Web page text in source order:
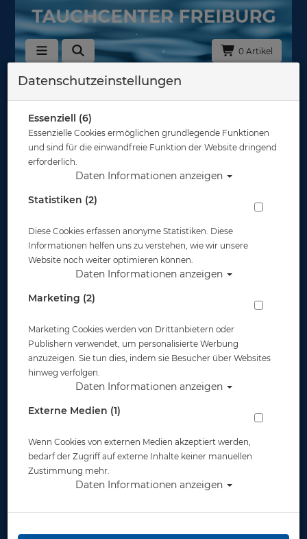
0 Artikel
Zurück
Prämie Goggle MONSTER JR. orange
Artikelnr.: praemie-head451016CLOR
500
Datenschutzeinstellungen
Essenziell (6)
Essenzielle Cookies ermöglichen grundlegende Funktionen
und sind für die einwandfreie Funktion der Website dringend
erforderlich.
Daten Informationen anzeigen
Statistiken (2)
Diese Cookies erfassen anonyme Statistiken. Diese
Informationen helfen uns zu verstehen, wie wir unsere
Website noch weiter optimieren können.
Daten Informationen anzeigen
Marketing (2)
Marketing Cookies werden von Drittanbietern oder
Publishern verwendet, um personalisierte Werbung
anzuzeigen. Sie tun dies, indem sie Besucher über Websites
hinweg verfolgen.
Daten Informationen anzeigen
Externe Medien (1)
Wenn Cookies von externen Medien akzeptiert werden,
bedarf der Zugriff auf externe Inhalte keiner manuellen
Zustimmung mehr.
Daten Informationen anzeigen